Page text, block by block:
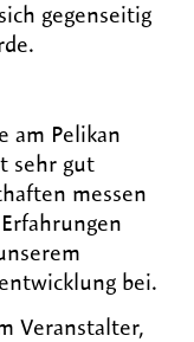
gegenseitig
am Pelikan
sehr gut
messen
bei.
Veranstalter,